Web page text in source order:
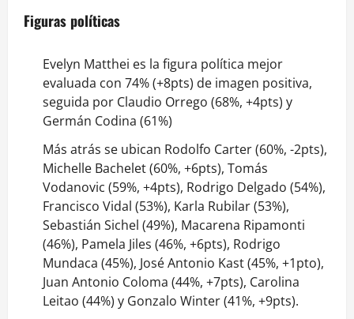
Figuras políticas
Evelyn Matthei es la figura política mejor
evaluada con 74% (+8pts) de imagen positiva,
seguida por Claudio Orrego (68%, +4pts) y
Germán Codina (61%)
Más atrás se ubican Rodolfo Carter (60%, -2pts),
Michelle Bachelet (60%, +6pts), Tomás
Vodanovic (59%, +4pts), Rodrigo Delgado (54%),
Francisco Vidal (53%), Karla Rubilar (53%),
Sebastián Sichel (49%), Macarena Ripamonti
(46%), Pamela Jiles (46%, +6pts), Rodrigo
Mundaca (45%), José Antonio Kast (45%, +1pto),
Juan Antonio Coloma (44%, +7pts), Carolina
Leitao (44%) y Gonzalo Winter (41%, +9pts).